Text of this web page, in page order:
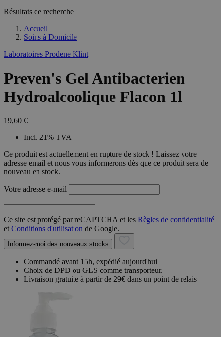
Résultats de recherche
Accueil
Soins à Domicile
Laboratoires Prodene Klint
Preven's Gel Antibacterien
Hydroalcoolique Flacon 1l
19,60 €
Incl. 21% TVA
Ce produit est actuellement en rupture de stock ! Laissez votre
adresse email et nous vous informerons dès que ce produit sera de
nouveau en stock.
Votre adresse e-mail
Ce site est protégé par reCAPTCHA et les Règles de confidentialité
et Conditions d'utilisation de Google.
Informez-moi des nouveaux stocks
Commandé avant 15h, expédié aujourd'hui
Choix de DPD ou GLS comme transporteur.
Livraison gratuite à partir de 29€ dans un point de relais